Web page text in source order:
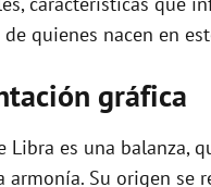
quienes nacen en
gráfica
Libra es una balanza,
armonía. Su origen se